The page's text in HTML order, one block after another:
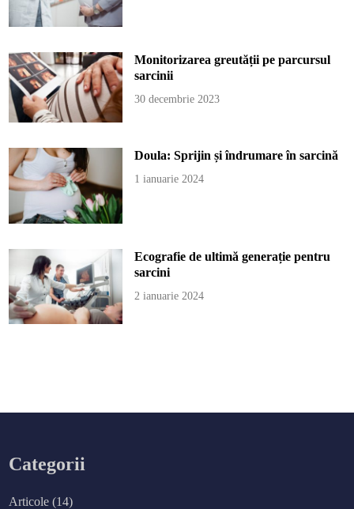
Monitorizarea greutății pe parcursul
sarcinii
30 decembrie 2023
Doula: Sprijin și îndrumare în sarcină
1 ianuarie 2024
Ecografie de ultimă generație pentru
sarcini
2 ianuarie 2024
Categorii
Articole (14)